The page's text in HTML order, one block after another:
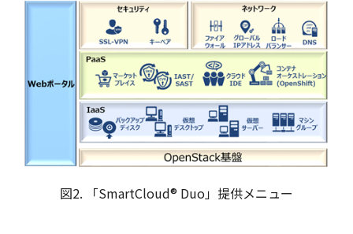
図2. 「SmartCloud® Duo」提供メニュー